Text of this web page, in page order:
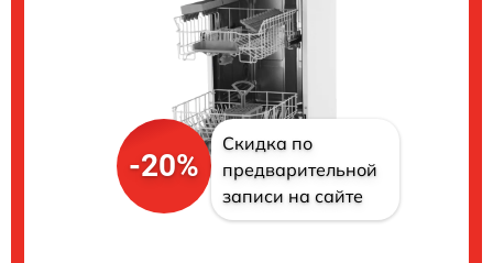
-20%
Скидка по
предварительной
записи на сайте